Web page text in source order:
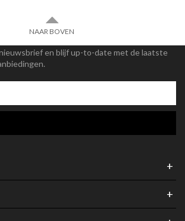
NAAR BOVEN
en blijf up-to-date met de laatste
+
+